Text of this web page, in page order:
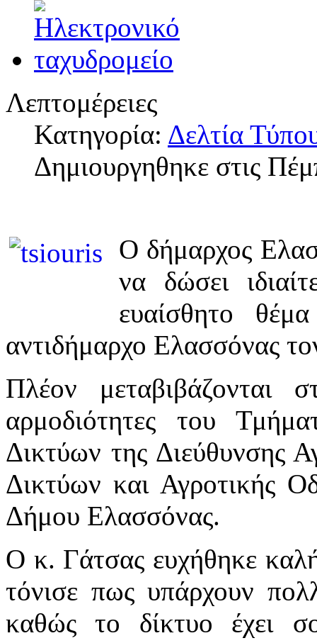
Λεπτομέρειες
Κατηγορία: Δελτία
Δημιουργηθηκε στις
Ο δήμαρχος
να δώσει
ευαίσθητο
αντιδήμαρχο Ελασσόνας
Πλέον μεταβιβάζονται
αρμοδιότητες του
Δικτύων της Διεύθυνσης
Δικτύων και Αγροτικής
Δήμου Ελασσόνας.
Ο κ. Γάτσας ευχήθηκε
τόνισε πως υπάρχουν
καθώς το δίκτυο έχει